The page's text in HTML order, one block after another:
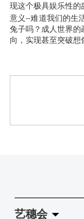
现这个极具娱乐性的
意义--难道我们的生
兔子吗？成人世界的
向，实现甚至突破想
艺穗会